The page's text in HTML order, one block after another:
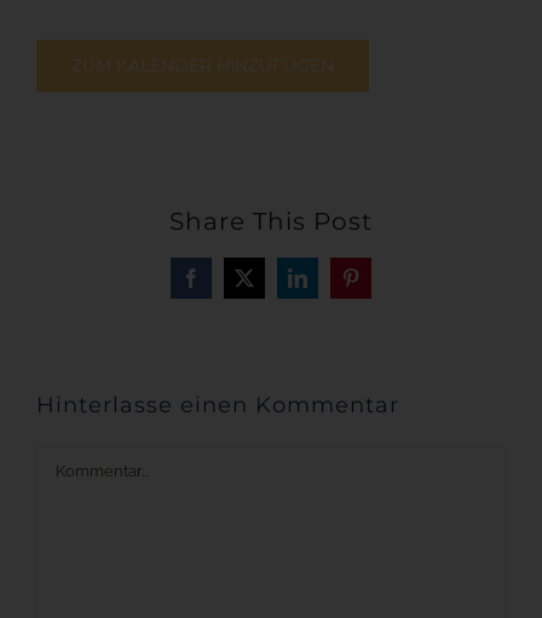
ZUM KALENDER HINZUFÜGEN
Share This Post
Facebook
X LinkedInPinterest
Hinterlasse einen Kommentar
Kommentar